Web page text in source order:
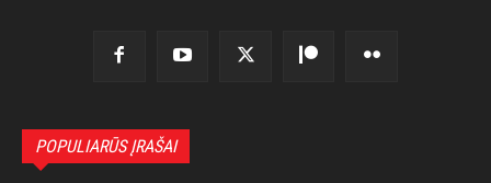
POPULIARŪS ĮRAŠAI